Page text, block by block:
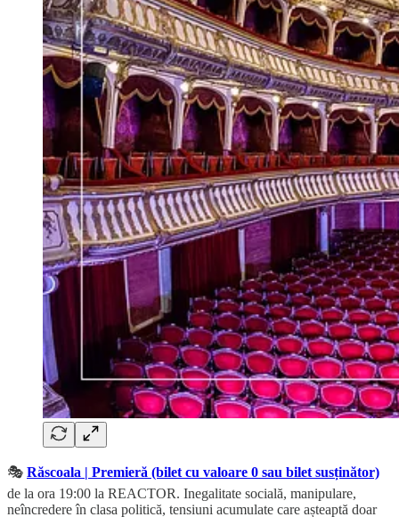
🎭 Răscoala | Premieră (bilet cu valoare 0 sau bilet susținător)
de la ora 19:00 la REACTOR. Inegalitate socială, manipulare,
neîncredere în clasa politică, tensiuni acumulate care așteaptă doar